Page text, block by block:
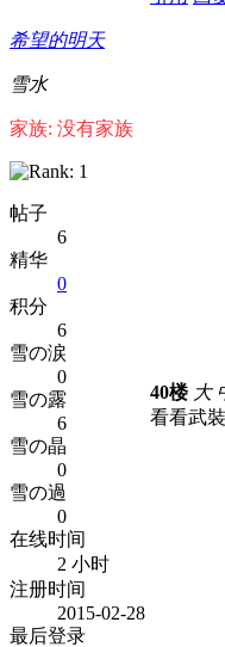
希望的明天
雪水
家族: 没有家族
帖子
6
精华
0
积分
6
雪の涙
0
雪の露
6
雪の晶
0
雪の過
0
在线时间
2 小时
注册时间
2015-02-28
最后登录
40楼 大
看看武